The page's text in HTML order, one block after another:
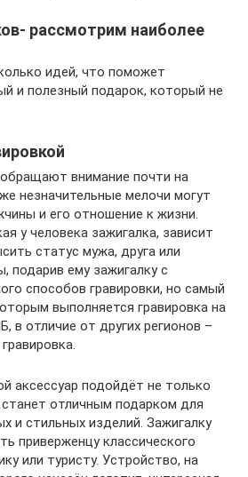
рассмотрим наиболее
идей, что поможет
и полезный подарок, который не
внимание почти на
незначительные мелочи могут
и его отношение к жизни.
у человека зажигалка, зависит
статус мужа, друга или
подарив ему зажигалку с
способов гравировки, но самый
выполняется гравировка на
в отличие от других регионов –
аксессуар подойдёт не только
отличным подарком для
и стильных изделий. Зажигалку
приверженцу классического
или туристу. Устройство, на